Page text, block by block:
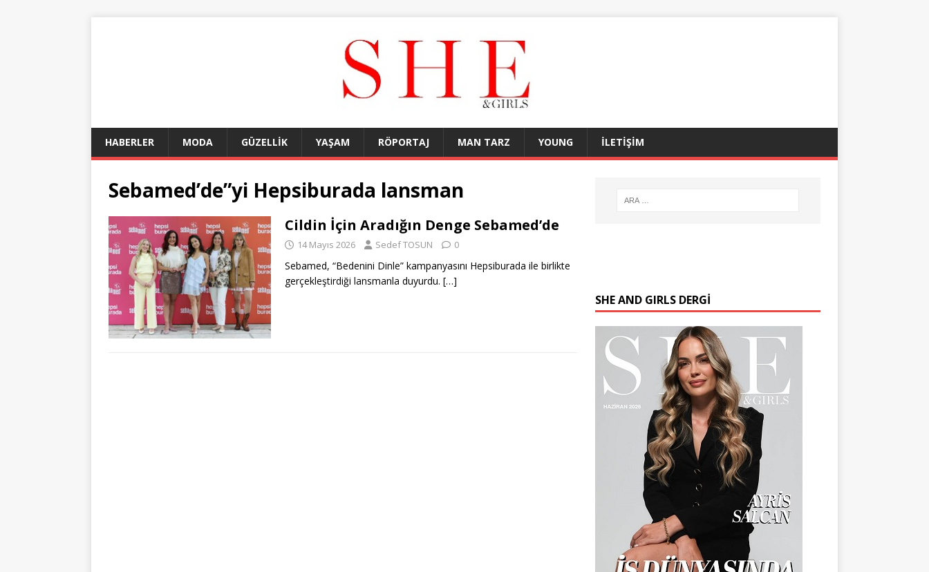
HABERLER MODA GÜZELLİK YAŞAM RÖPORTAJ MAN TARZ YOUNG İLETİŞİM
Sebamed’de”yi Hepsiburada lansman
Cildin İçin Aradığın Denge Sebamed’de
14 Mayıs 2026 Sedef TOSUN 0
Sebamed, “Bedenini Dinle” kampanyasını Hepsiburada ile birlikte
gerçekleştirdiği lansmanla duyurdu. […]
SHE AND GIRLS DERGİ